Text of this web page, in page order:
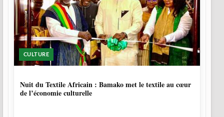
CULTURE
Nuit du Textile Africain : Bamako met le textile au cœur
de l’économie culturelle